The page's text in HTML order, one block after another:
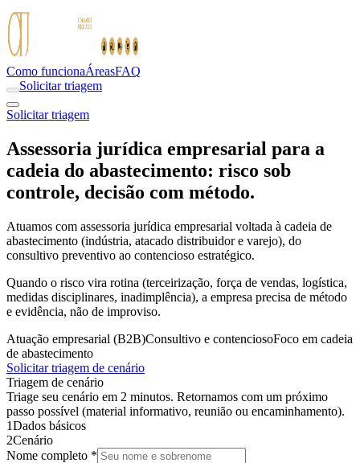
Como funcionaÁreasFAQ
Solicitar triagem
Solicitar triagem
Assessoria jurídica empresarial para a
cadeia do abastecimento: risco sob
controle, decisão com método.
Atuamos com assessoria jurídica empresarial voltada à cadeia de
abastecimento (indústria, atacado distribuidor e varejo), do
consultivo preventivo ao contencioso estratégico.
Quando o risco vira rotina (terceirização, força de vendas, logística,
medidas disciplinares, inadimplência), a empresa precisa de método
e evidência, não de improviso.
Atuação empresarial (B2B)Consultivo e contenciosoFoco em cadeia
de abastecimento
Solicitar triagem de cenário
Triagem de cenário
Triage seu cenário em 2 minutos. Retornamos com um próximo
passo possível (material informativo, reunião ou encaminhamento).
1Dados básicos
2Cenário
Nome completo *